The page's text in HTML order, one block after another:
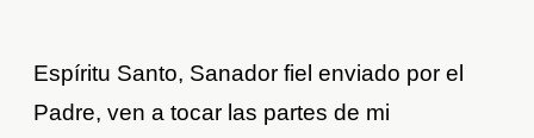
Espíritu Santo, Sanador fiel enviado por el
Padre, ven a tocar las partes de mi